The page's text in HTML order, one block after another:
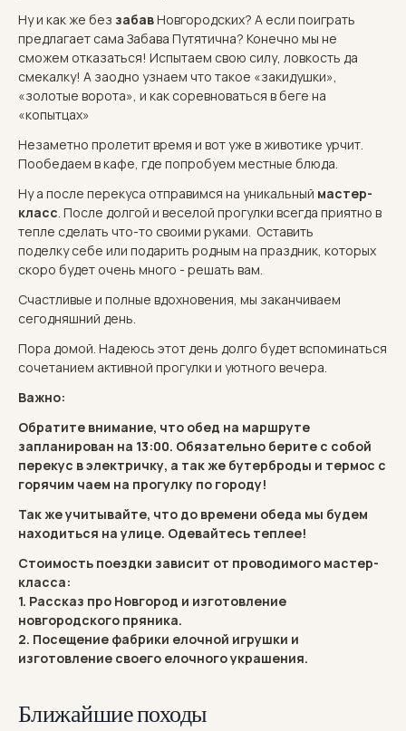
Ну и как же без забавНовгородских? А если поиграть
предлагает сама Забава Путятична? Конечно мы не
сможем отказаться! Испытаем свою силу, ловкость да
смекалку! А заодно узнаем что такое «закидушки»,
«золотые ворота», и как соревноваться в беге на
«копытцах»
Незаметно пролетит время и вот уже в животике урчит.
Пообедаем в кафе, где попробуем местные блюда.
Ну а после перекуса отправимся на уникальный мастер-
класс. После долгой и веселой прогулки всегда приятно в
тепле сделать что-то своими руками. Оставить
поделку себе или подарить родным на праздник, которых
скоро будет очень много - решать вам.
Счастливые и полные вдохновения, мы заканчиваем
сегодняшний день.
Пора домой. Надеюсь этот день долго будет вспоминаться
сочетанием активной прогулки и уютного вечера.
Важно:
Обратите внимание, что обед на маршруте
запланирован на 13:00. Обязательно берите с собой
перекус в электричку, а так же бутерброды и термос с
горячим чаем на прогулку по городу!
Так же учитывайте, что до времени обеда мы будем
находиться на улице. Одевайтесь теплее!
Стоимость поездки зависит от проводимого мастер-
класса:
1. Рассказ про Новгород и изготовление
новгородского пряника.
2. Посещение фабрики елочной игрушки и
изготовление своего елочного украшения.
Ближайшие походы